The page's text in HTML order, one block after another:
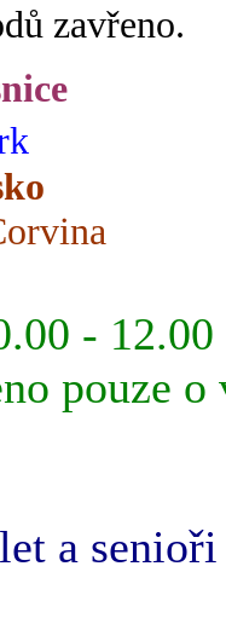
zavřeno.
-
pouze o
a